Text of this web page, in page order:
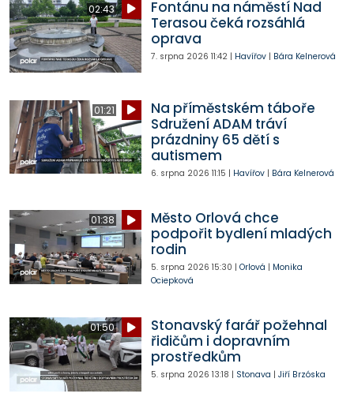
02:43
Fontánu na náměstí Nad
Terasou čeká rozsáhlá
oprava
7. srpna 2026 11:42| Havířov| Bára Kelnerová
01:21
Na příměstském táboře
Sdružení ADAM tráví
prázdniny 65 dětí s
autismem
6. srpna 2026 11:15 | Havířov| Bára Kelnerová
01:38
Město Orlová chce
podpořit bydlení mladých
rodin
5. srpna 2026 15:30 | Orlová | Monika
Ociepková
01:50
Stonavský farář požehnal
řidičům i dopravním
prostředkům
5. srpna 2026 13:18 | Stonava | Jiří Brzóska